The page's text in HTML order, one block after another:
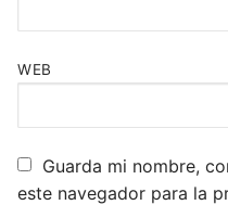
WEB
Guarda mi nombre,
este navegador para la